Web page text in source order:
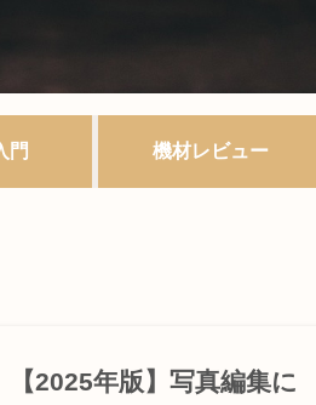
門 機材レビュー
【2025年版】写真編集に